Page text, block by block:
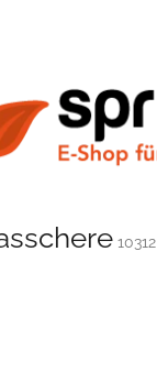
10312